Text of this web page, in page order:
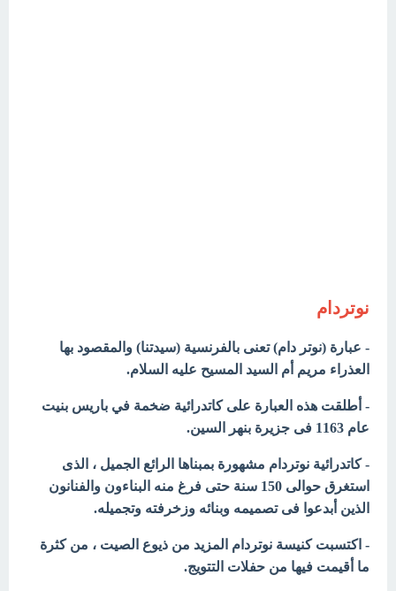
نوتردام
- عبارة (نوتر دام) تعنى بالفرنسية (سيدتنا) والمقصود بها
العذراء مريم أم السيد المسيح عليه السلام.
- أطلقت هذه العبارة على كاتدرائية ضخمة في باريس بنيت
عام 1163 فى جزيرة بنهر السين.
- كاتدرائية نوتردام مشهورة بمبناها الرائع الجميل ، الذى
استغرق حوالى 150 سنة حتى فرغ منه البناءون والفنانون
الذين أبدعوا فى تصميمه وبنائه وزخرفته وتجميله.
- اكتسبت كنيسة نوتردام المزيد من ذيوع الصيت ، من كثرة
ما أقيمت فيها من حفلات التتويج.